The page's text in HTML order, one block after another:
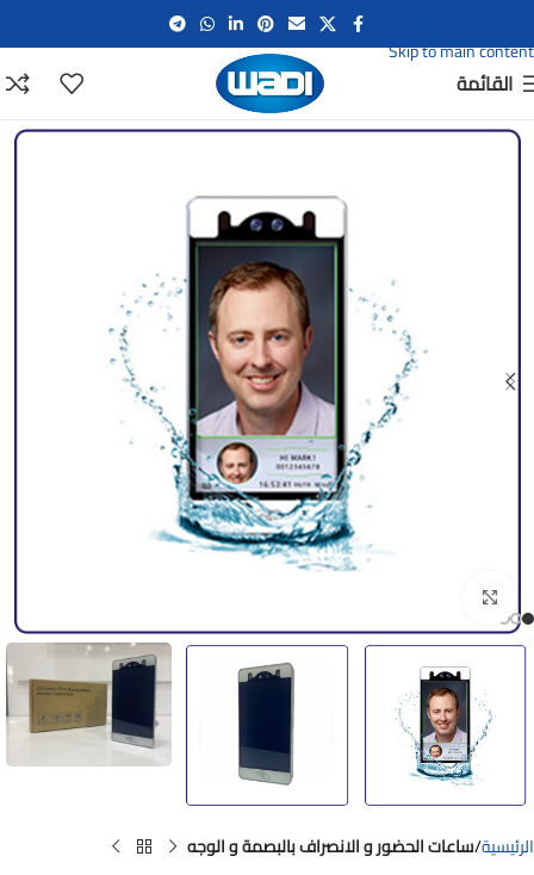
Skip to main content
القائمة
الرئيسية ساعات الحضور و الانصراف بالبصمة و الوجه